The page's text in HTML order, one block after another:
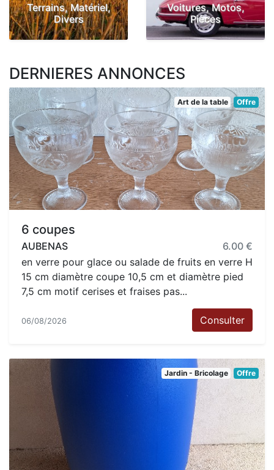
Terrains, Matériel,
Divers
Voitures, Motos,
Pièces
DERNIERES ANNONCES
Art de la table Offre
6 coupes
AUBENAS
6.00 €
en verre pour glace ou salade de fruits en verre H
15 cm diamètre coupe 10,5 cm et diamètre pied
7,5 cm motif cerises et fraises pas...
06/08/2026 Consulter
Jardin - Bricolage Offre